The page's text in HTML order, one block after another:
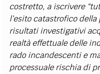
costretto, a iscrivere
l’esito catastrofico
risultati investigativi
realtà effettuale delle
rado incandescenti e
processuale rischia di